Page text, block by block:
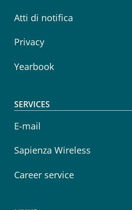
Atti di notifica
Privacy
Yearbook
SERVICES
E-mail
Sapienza Wireless
Career service